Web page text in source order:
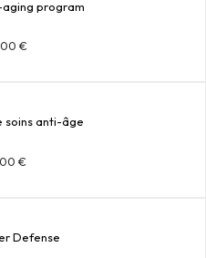
program
€
soins anti-âge
€
Defense